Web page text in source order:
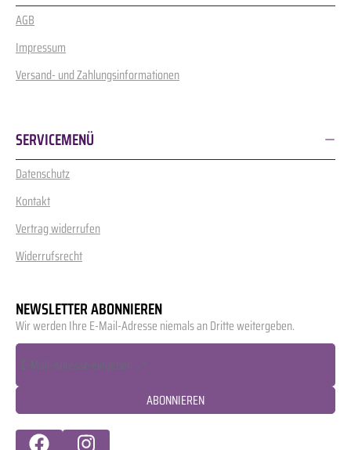
AGB
Impressum
Versand- und Zahlungsinformationen
SERVICEMENÜ
Datenschutz
Kontakt
Vertrag widerrufen
Widerrufsrecht
NEWSLETTER ABONNIEREN
Wir werden Ihre E-Mail-Adresse niemals an Dritte weitergeben.
ABONNIEREN